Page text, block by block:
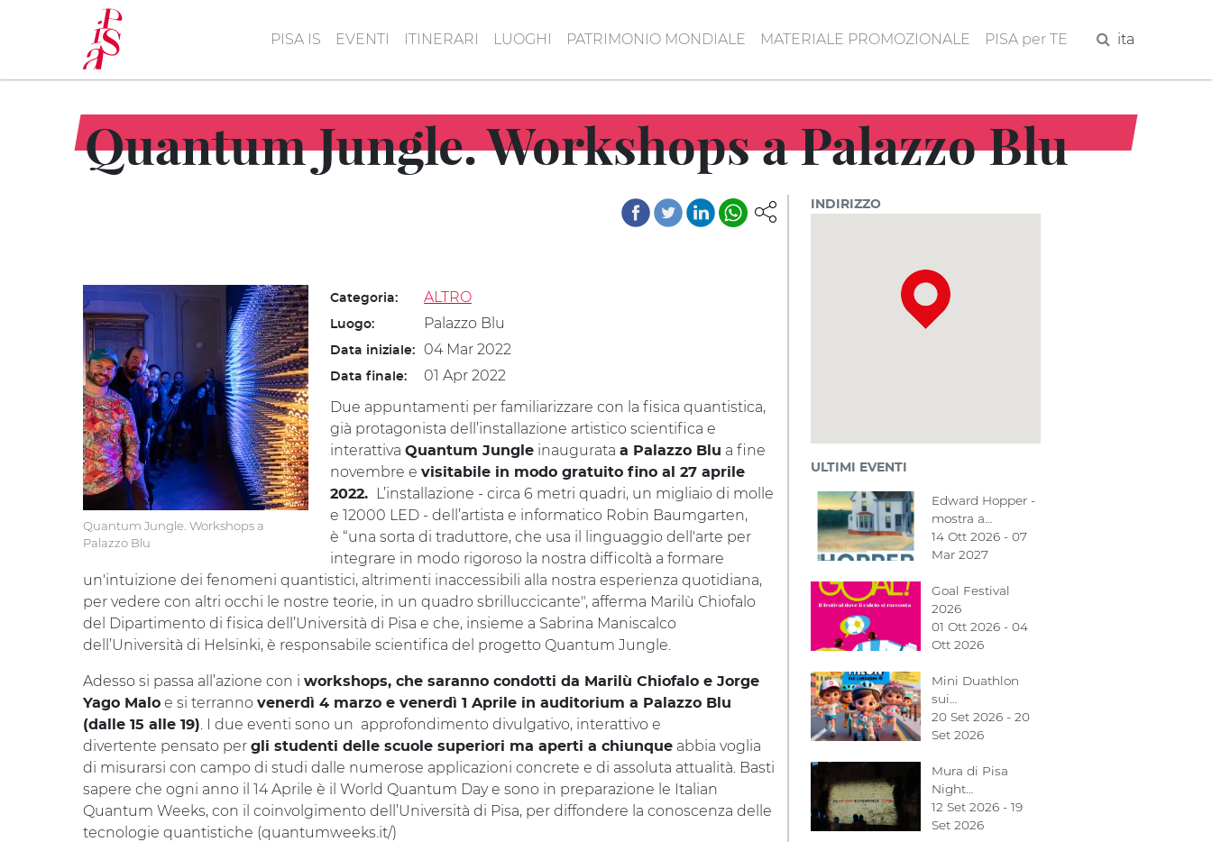
principale
PISA IS EVENTI ITINERARI LUOGHI PATRIMONIO MONDIALE MATERIALE PROMOZIONALE PISA per TE Cerca ita
Quantum Jungle. Workshops a Palazzo Blu
Quantum Jungle. Workshops a
Palazzo Blu
Categoria: ALTRO
Luogo: Palazzo Blu
Data iniziale: 04 Mar 2022
Data finale:
01 Apr 2022
Due appuntamenti per familiarizzare con la fisica quantistica,
già protagonista dell’installazione artistico scientifica e
interattiva Quantum Jungle inaugurata a Palazzo Blu a fine
novembre e visitabile in modo gratuito fino al 27 aprile
2022.
L’installazione - circa 6 metri quadri, un migliaio di molle
e 12000 LED - dell’artista e informatico Robin Baumgarten,
è “una sorta di traduttore, che usa il linguaggio dell'arte per
integrare in modo rigoroso la nostra difficoltà a formare
un'intuizione dei fenomeni quantistici, altrimenti inaccessibili alla nostra esperienza quotidiana,
per vedere con altri occhi le nostre teorie, in un quadro sbrilluccicante", afferma Marilù Chiofalo
del Dipartimento di fisica dell’Università di Pisa e che, insieme a Sabrina Maniscalco
dell’Università di Helsinki, è responsabile scientifica del progetto Quantum Jungle.
Adesso si passa all’azione con i workshops, che saranno condotti da Marilù Chiofalo e Jorge
Yago Malo e si terranno venerdì 4 marzo e venerdì 1 Aprile in auditorium a Palazzo Blu
(dalle 15 alle 19). I due eventi sono un approfondimento divulgativo, interattivo e
divertente pensato per gli studenti delle scuole superiori ma aperti a chiunque abbia voglia
di misurarsi con campo di studi dalle numerose applicazioni concrete e di assoluta attualità. Basti
sapere che ogni anno il 14 Aprile è il World Quantum Day e sono in preparazione le Italian
Quantum Weeks, con il coinvolgimento dell’Università di Pisa, per diffondere la conoscenza delle
tecnologie quantistiche (quantumweeks.it/)
INDIRIZZO
ULTIMI EVENTI
Edward Hopper -
mostra a…
14 Ott 2026 - 07
Mar 2027
Goal Festival
2026
01 Ott 2026 - 04
Ott 2026
Mini Duathlon
sui…
20 Set 2026 - 20
Set 2026
Mura di Pisa
Night…
12 Set 2026 - 19
Set 2026